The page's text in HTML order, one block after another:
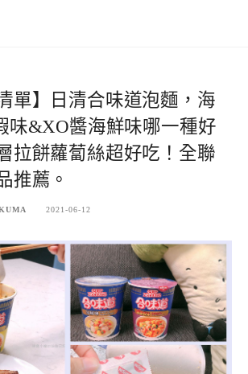
單】日清合味道泡麵，海
味&XO醬海鮮味哪一種好
拉餅蘿蔔絲超好吃！全聯
推薦。
2021-06-12